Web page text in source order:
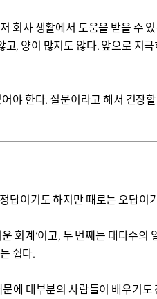
회사 생활에서 도움을 받을 수
, 양이 많지도 않다. 앞으로 지
야 한다. 질문이라고 해서 긴장
답이기도 하지만 때로는 오답이
회계’이고, 두 번째는 대다수의
쉽다.
에 대부분의 사람들이 배우기